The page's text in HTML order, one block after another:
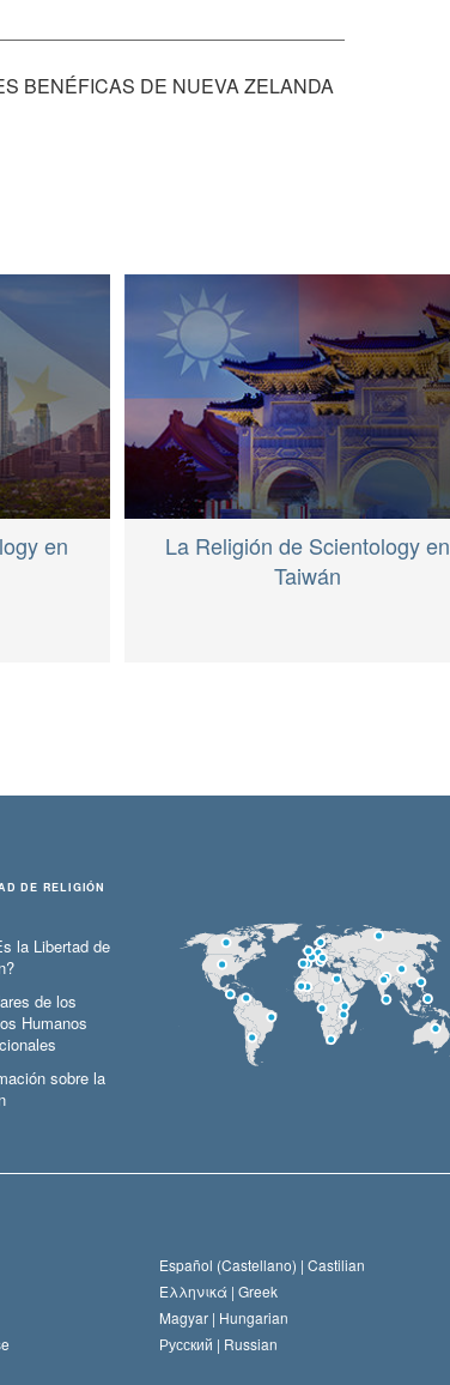
BENÉFICAS DE NUEVA ZELANDA
en
La Religión de Scientology en
Taiwán
DE RELIGIÓN
la Libertad de
de los
Humanos
sobre la
Español (Castellano) | Castilian
Ελληνικά | Greek
Magyar | Hungarian
Русский | Russian